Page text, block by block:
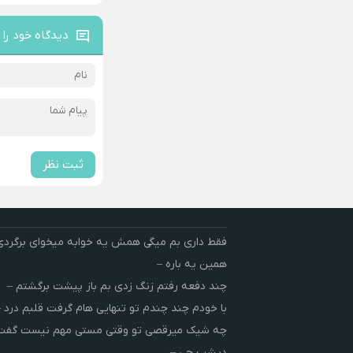
دیدگاه خود
ثبت نظر
فقط داری بم میگی همش یه خوابه میخوای
همین یه باره –
چند دفعه رفتم زنگ زدی بم باز پیشت برگشتم –
با خودم چند چندم تو تنهایی هام گرفت قلبم درد
چه شیک میرقصی تو وقتی مستی مهم نیست